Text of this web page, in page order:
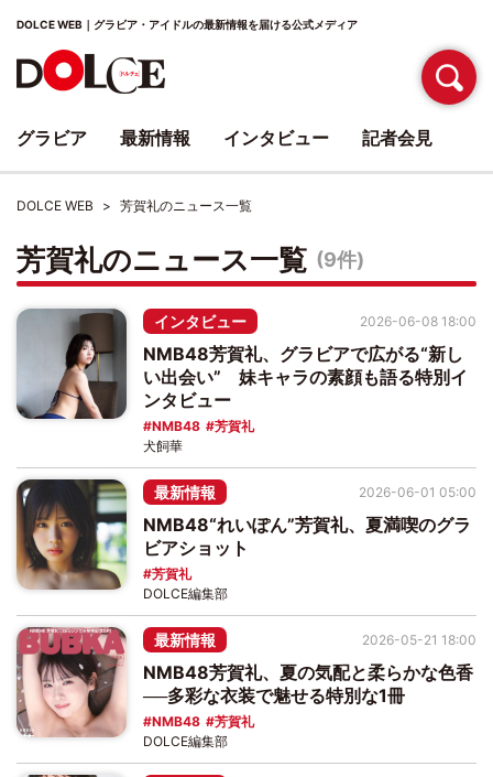
DOLCE WEB｜グラビア・アイドルの最新情報を届ける公式メディア
DOLCE WEB 芳賀礼のニュース一覧
芳賀礼のニュース一覧 (9件)
インタビュー
NMB48芳賀礼、グラビアで広がる“新し
い出会い” 妹キャラの素顔も語る特別イ
ンタビュー
NMB48 芳賀礼
2026-06-08 18:00
犬飼華
最新情報
NMB48“れいぽん”芳賀礼、夏満喫のグラ
ビアショット
芳賀礼
2026-06-01 05:00
DOLCE編集部
最新情報
NMB48芳賀礼、夏の気配と柔らかな色香
──多彩な衣装で魅せる特別な1冊
NMB48 芳賀礼
2026-05-21 18:00
DOLCE編集部
グラビア 最新情報 インタビュー 記者会見